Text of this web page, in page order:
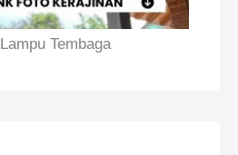
Lampu Tembaga